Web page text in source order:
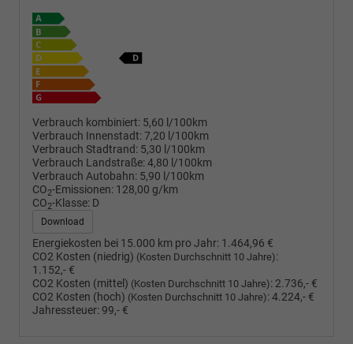
Verbrauch kombiniert: 5,60 l/100km
Verbrauch Innenstadt:7,20 l/100km
Verbrauch Stadtrand: 5,30 l/100km
Verbrauch Landstraße:4,80 l/100km
Verbrauch Autobahn: 5,90 l/100km
CO2-Emissionen: 128,00 g/km
CO2-Klasse: D
Download
Energiekosten bei 15.000 km pro Jahr: 1.464,96 €
CO2 Kosten (niedrig) (Kosten Durchschnitt 10 Jahre):
1.152,- €
CO2 Kosten (mittel) (Kosten Durchschnitt 10 Jahre): 2.736,- €
CO2 Kosten (hoch) (Kosten Durchschnitt 10 Jahre):4.224,- €
Jahressteuer: 99,- €